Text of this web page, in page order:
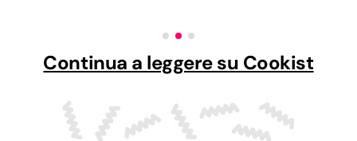
Continua a leggere su Cookist